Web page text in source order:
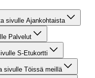
sivulle Ajankohtaista
Palvelut
S-Etukortti
sivulle Töissä meillä